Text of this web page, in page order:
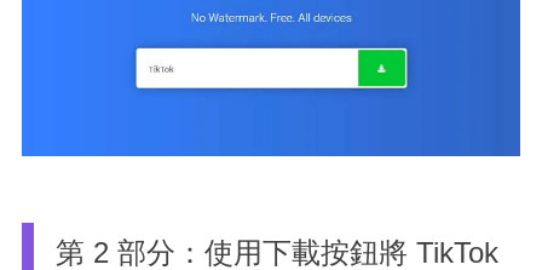
第 2 部分：使用下載按鈕將 TikTok